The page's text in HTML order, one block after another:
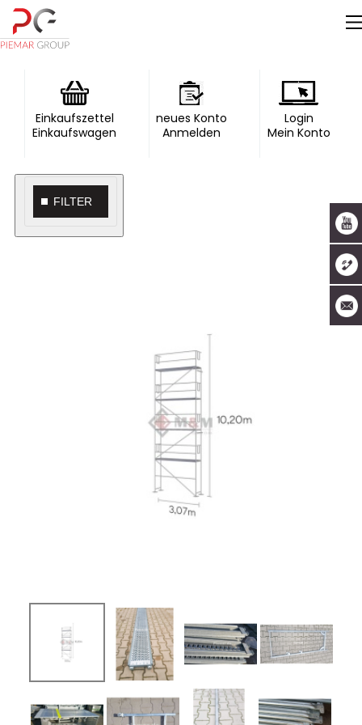
Einkaufszettel
Einkaufswagen
neues Konto
Anmelden
Login
Mein Konto
FILTER